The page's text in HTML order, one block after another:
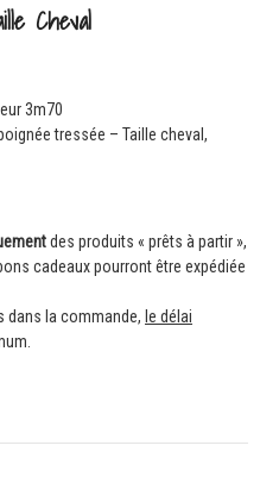
Cheval
3m70
tressée – Taille cheval,
des produits « prêts à partir »,
cadeaux pourront être expédiée
dans la commande, le délai